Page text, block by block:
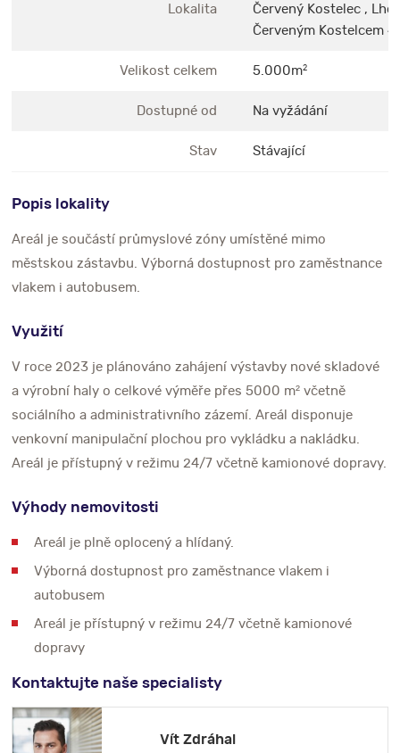
Lokalita
Červený Kostelec ,
Červeným Kostelcem
Velikost celkem 5.000m2
Dostupné od Na vyžádání
Stav Stávající
Popis lokality
Areál je součástí průmyslové zóny umístěné mimo
městskou zástavbu. Výborná dostupnost pro zaměstnance
vlakem i autobusem.
Využití
V roce 2023 je plánováno zahájení výstavby nové skladové
a výrobní haly o celkové výměře přes 5000 m² včetně
sociálního a administrativního zázemí. Areál disponuje
venkovní manipulační plochou pro vykládku a nakládku.
Areál je přístupný v režimu 24/7 včetně kamionové dopravy.
Výhody nemovitosti
Areál je plně oplocený a hlídaný.
Výborná dostupnost pro zaměstnance vlakem i
autobusem
Areál je přístupný v režimu 24/7 včetně kamionové
dopravy
Kontaktujte naše specialisty
Vít Zdráhal